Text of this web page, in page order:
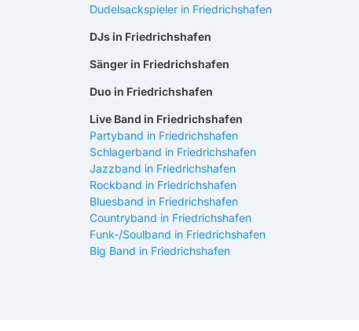
Dudelsackspieler in Friedrichshafen
DJs in Friedrichshafen
Sänger in Friedrichshafen
Duo in Friedrichshafen
Live Band in Friedrichshafen
Partyband in Friedrichshafen
Schlagerband in Friedrichshafen
Jazzband in Friedrichshafen
Rockband in Friedrichshafen
Bluesband in Friedrichshafen
Countryband in Friedrichshafen
Funk-/Soulband in Friedrichshafen
Big Band in Friedrichshafen